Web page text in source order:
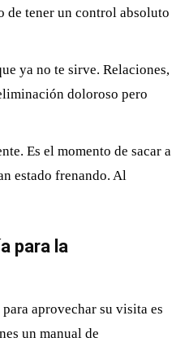
de tener un control absoluto
ya no te sirve. Relaciones,
doloroso pero
Es el momento de sacar a
estado frenando. Al
para la
aprovechar su visita es
un manual de